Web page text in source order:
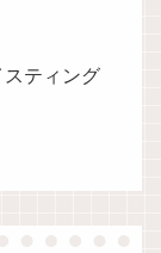
スティング